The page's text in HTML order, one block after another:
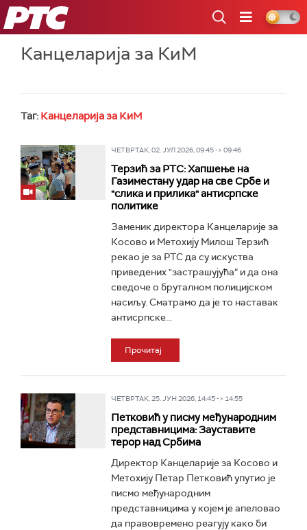
РТС
Канцеларија за КиМ
Таг: Канцеларија за КиМ
ЧЕТВРТАК, 02. ЈУЛ 2026, 09:45 -> 09:46
Терзић за РТС: Хапшење на
Газиместану удар на све Србе и
"слика и прилика" антисрпске
политике
Заменик директора Канцеларије за
Косово и Метохију Милош Терзић
рекао је за РТС да су искуства
приведених "застрашујућа“ и да она
сведоче о бруталном полицијском
насиљу. Сматрамо да је то наставак
антисрпске...
Прочитај
ЧЕТВРТАК, 25. ЈУН 2026, 14:45 -> 14:55
Петковић у писму међународним
представницима: Зауставите
терор над Србима
Директор Канцеларије за Косово и
Метохију Петар Петковић упутио је
писмо међународним
представницима у којем је апеловао
да правовремено реагују како би